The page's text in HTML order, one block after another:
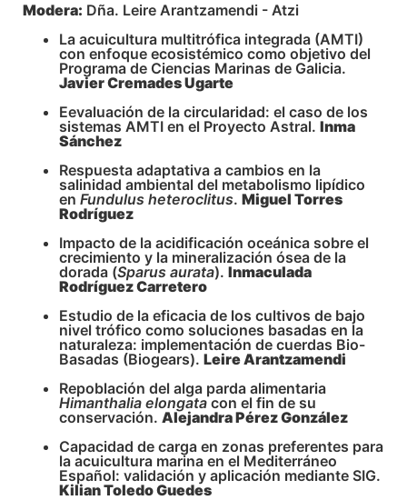
Modera: Dña. Leire Arantzamendi - Atzi
La acuicultura multitrófica integrada (AMTI)
con enfoque ecosistémico como objetivo del
Programa de Ciencias Marinas de Galicia.
Javier Cremades Ugarte
Eevaluación de la circularidad: el caso de los
sistemas AMTI en el Proyecto Astral. Inma
Sánchez
Respuesta adaptativa a cambios en la
salinidad ambiental del metabolismo lipídico
en Fundulus heteroclitus. Miguel Torres
Rodríguez
Impacto de la acidificación oceánica sobre el
crecimiento y la mineralización ósea de la
dorada (Sparus aurata). Inmaculada
Rodríguez Carretero
Estudio de la eficacia de los cultivos de bajo
nivel trófico como soluciones basadas en la
naturaleza: implementación de cuerdas Bio-
Basadas (Biogears). Leire Arantzamendi
Repoblación del alga parda alimentaria
Himanthalia elongatacon el fin de su
conservación. Alejandra Pérez González
Capacidad de carga en zonas preferentes para
la acuicultura marina en el Mediterráneo
Español: validación y aplicación mediante SIG.
Kilian Toledo Guedes